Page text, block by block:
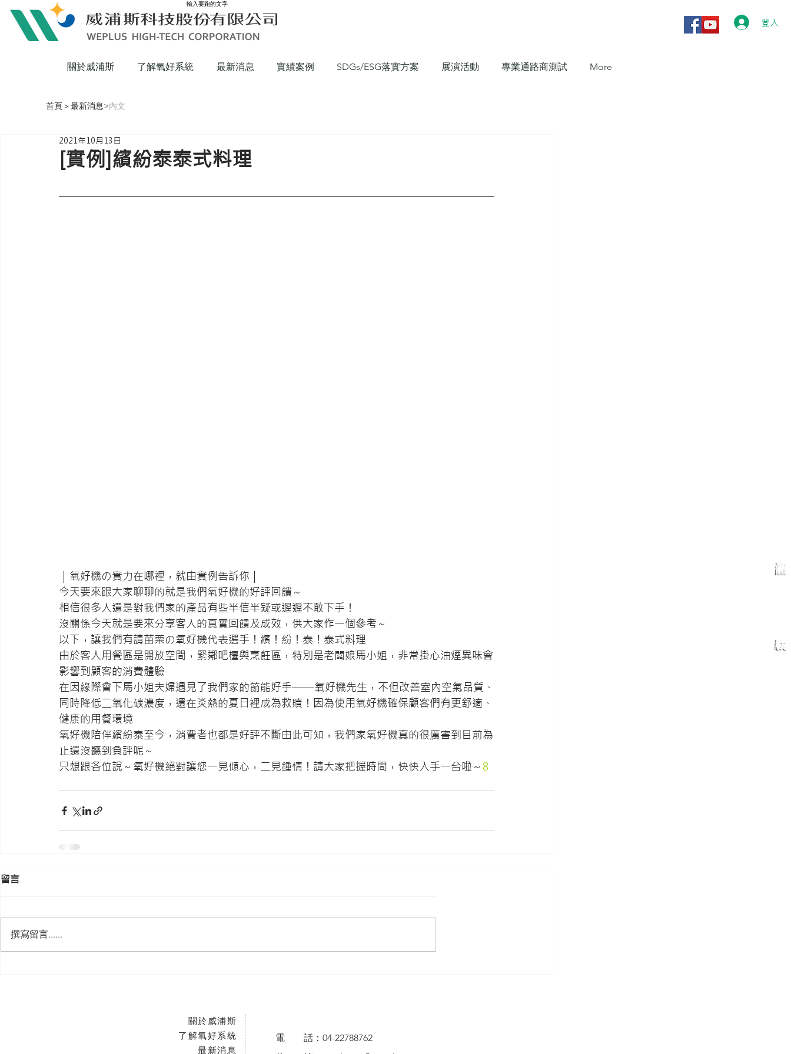
輸入要跑的文字
關於威浦斯 了解氧好系統 最新消息 實績案例 SDGs/ESG落實方案 展演活動 專業通路商測試 More
登入
首頁＞最新消息>內文
[實例]繽紛泰泰式料理
2021年10月13日
｜氧好機の實力在哪裡，就由實例告訴你｜
今天要來跟大家聊聊的就是我們氧好機的好評回饋～
相信很多人還是對我們家的產品有些半信半疑或遲遲不敢下手！
沒關係今天就是要來分享客人的真實回饋及成效，供大家作一個參考～
以下，讓我們有請苗栗の氧好機代表選手！繽！紛！泰！泰式料理
由於客人用餐區是開放空間，緊鄰吧檯與烹飪區，特別是老闆娘馬小姐，非常掛心油煙異味會
影響到顧客的消費體驗
在因緣際會下馬小姐夫婦遇見了我們家的節能好手——氧好機先生，不但改善室內空氣品質、
同時降低二氧化碳濃度，還在炎熱的夏日裡成為救贖！因為使用氧好機確保顧客們有更舒適、
健康的用餐環境
氧好機陪伴繽紛泰至今，消費者也都是好評不斷由此可知，我們家氧好機真的很厲害到目前為
止還沒聽到負評呢～
只想跟各位說～氧好機絕對讓您一見傾心，二見鍾情！請大家把握時間，快快入手一台啦～ 8
留言
撰寫留言......
關於威浦斯
了解氧好系統
最新消息
電 話：04-22788762